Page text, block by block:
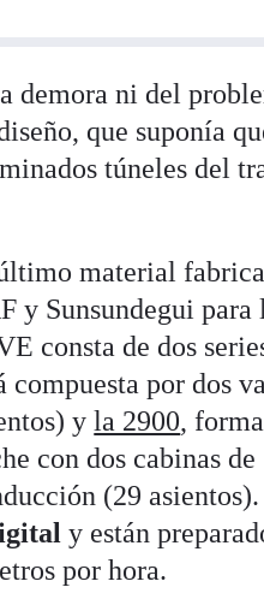
demora ni del
que suponía
túneles del
material
y Sunsundegui para
consta de dos
compuesta por dos
yla 2900,
con dos cabinas de
(29 asientos).
y están
por hora.